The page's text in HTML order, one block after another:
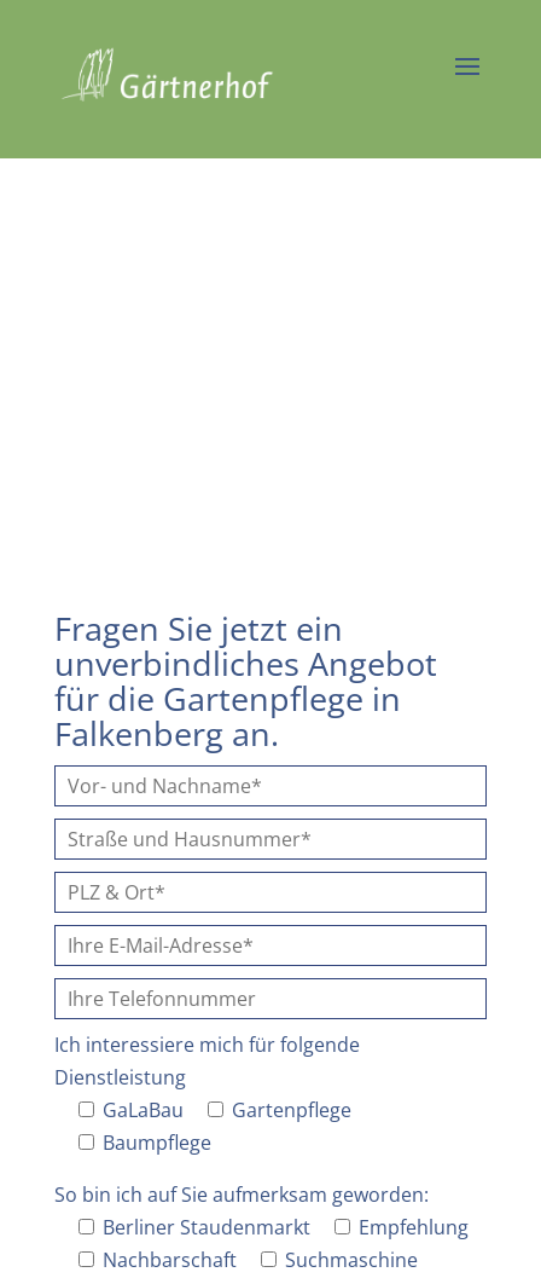
in Berlin Falkenberg
Fragen Sie jetzt ein
unverbindliches Angebot
für die Gartenpflege in
Falkenberg an.
Ich interessiere mich für folgende
Dienstleistung
GaLaBau
Gartenpflege
Baumpflege
So bin ich auf Sie aufmerksam geworden:
Berliner Staudenmarkt
Empfehlung
Nachbarschaft
Suchmaschine